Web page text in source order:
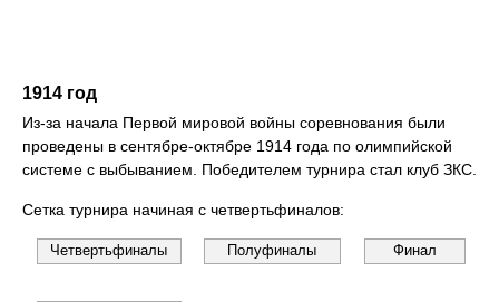
1914 год
Из-за начала Первой мировой войны соревнования были
проведены в сентябре-октябре 1914 года по олимпийской
системе с выбыванием. Победителем турнира стал клуб ЗКС.
Сетка турнира начиная с четвертьфиналов:
Четвертьфиналы Полуфиналы Финал